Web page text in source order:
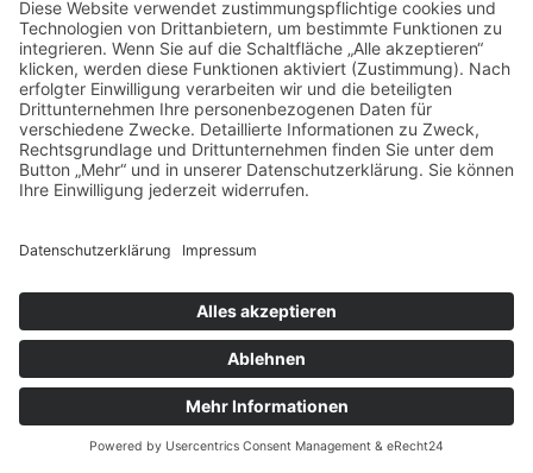
AVGS-Coach wählen
Unsere Büros
Blog
Kontakt
Parkstraße 1,
 04181 / 13 529 - 10
 kontakt@beratung-westphal.de
www.beratung-westphal.de